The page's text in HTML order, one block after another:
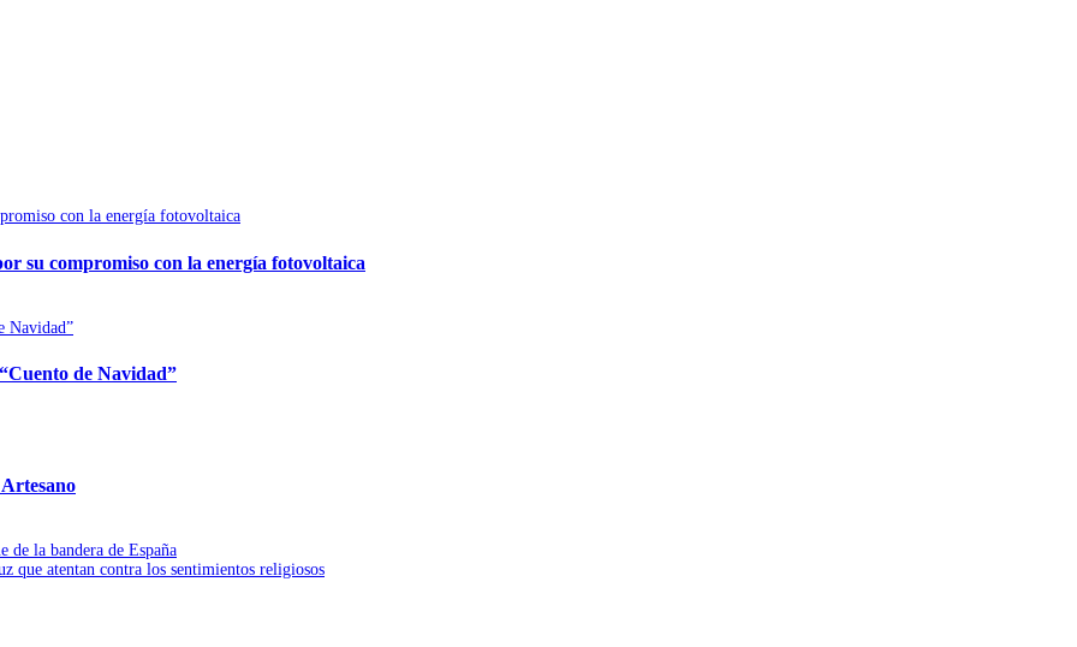
su compromiso con la energía fotovoltaica
de Navidad”
la bandera de España
que atentan contra los sentimientos religiosos